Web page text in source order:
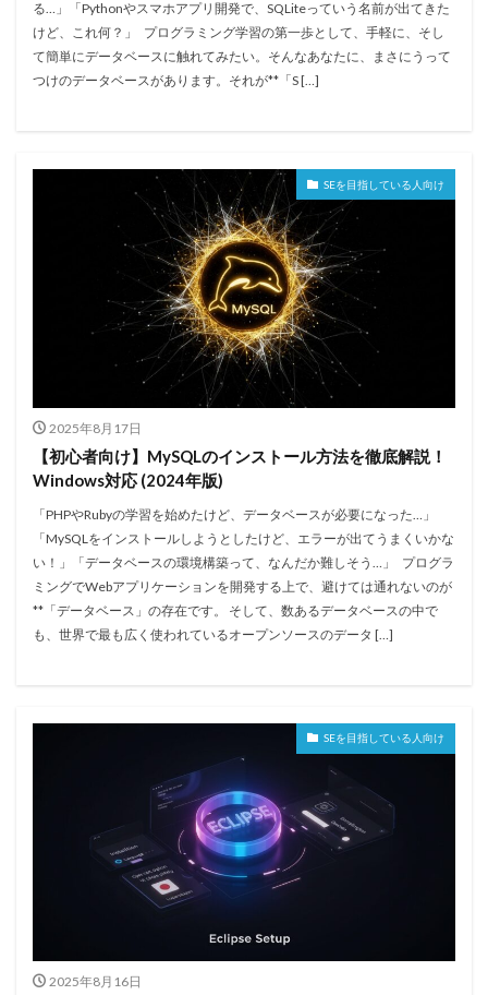
る…」「Pythonやスマホアプリ開発で、SQLiteっていう名前が出てきた
けど、これ何？」 プログラミング学習の第一歩として、手軽に、そし
て簡単にデータベースに触れてみたい。そんなあなたに、まさにうって
つけのデータベースがあります。それが**「S […]
SEを目指している人向け
2025年8月17日
【初心者向け】MySQLのインストール方法を徹底解説！
Windows対応 (2024年版)
「PHPやRubyの学習を始めたけど、データベースが必要になった…」
「MySQLをインストールしようとしたけど、エラーが出てうまくいかな
い！」「データベースの環境構築って、なんだか難しそう…」 プログラ
ミングでWebアプリケーションを開発する上で、避けては通れないのが
**「データベース」の存在です。 そして、数あるデータベースの中で
も、世界で最も広く使われているオープンソースのデータ […]
SEを目指している人向け
2025年8月16日